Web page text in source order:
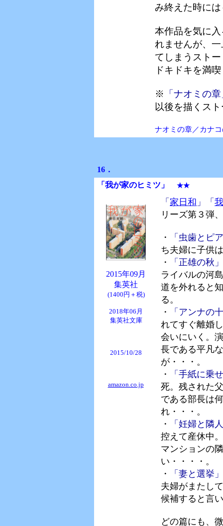
み終えた時に
本作品を気に
れませんが、
てしまうスト
ドキドキを満
※
「ナオミの
以後を描くス
ナオミの章／カナ
16．
「我が家のヒミツ 」 ★★
2015年09月
集英社
(1400円＋税)
2018年06月
集英社文庫
2015/10/28
amazon.co.jp
「 家日和 」 「
リーズ第３弾
・
「虫歯とピ
ち夫婦に子供
・
「正雄の秋
ライバルの河
道を外れると
る。
・
「アンナの
れてすぐ離婚
会いにいく。
長である平凡
が・・・。
・
「手紙に乗
死。残された
である部長は
れ・・・。
・
「妊婦と隣
控えて産休中
マンションの
い・・・・。
・
「妻と選挙
夫婦がまたし
候補すると言
どの篇にも、